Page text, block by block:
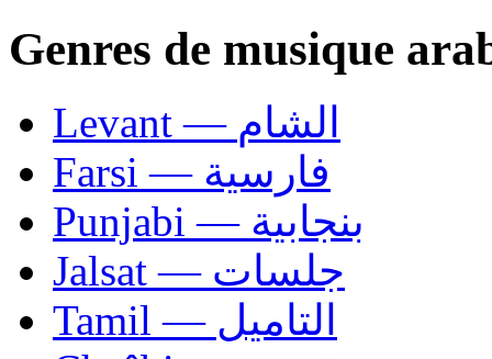
Genres de musique
Levant — الشام
Farsi — فارسية
Punjabi — بنجابية
Jalsat — جلسات
Tamil — التاميل